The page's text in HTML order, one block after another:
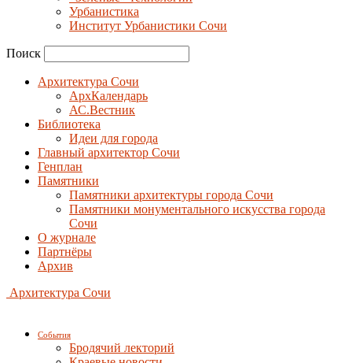
Урбанистика
Институт Урбанистики Сочи
Поиск
Архитектура Сочи
АрхКалендарь
АС.Вестник
Библиотека
Идеи для города
Главный архитектор Сочи
Генплан
Памятники
Памятники архитектуры города Сочи
Памятники монументального искусства города
Сочи
О журнале
Партнёры
Архив
Архитектура Сочи
События
Бродячий лекторий